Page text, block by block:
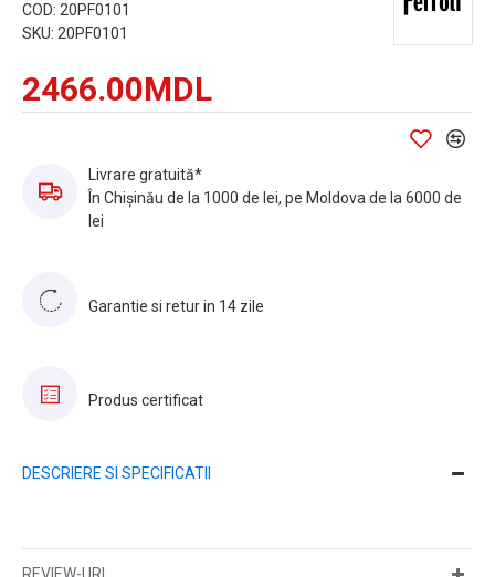
2466.00MDL
COD: 20PF0101
SKU: 20PF0101
Livrare gratuită*
În Chișinău de la 1000 de lei, pe Moldova de la 6000 de
lei
Garantie si retur in 14 zile
Produs certificat
DESCRIERE SI SPECIFICATII